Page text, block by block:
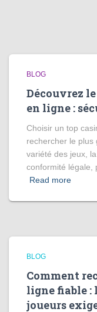
BLOG
Découvrez
en ligne :
Choisir un top
rechercher le plus
variété des jeux,
conformité légale,
Read more
BLOG
Comment
ligne fiable :
joueurs